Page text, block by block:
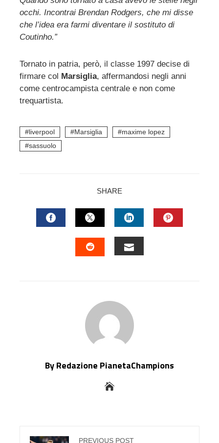
occhi. Incontrai Brendan Rodgers, che mi disse
che l’idea era farmi diventare il sostituto di
Coutinho.”
Tornato in patria, però, il classe 1997 decise di
firmare col Marsiglia, affermandosi negli anni
come centrocampista centrale e non come
trequartista.
liverpool Marsiglia
maxime lopez
sassuolo
SHARE
FACEBOOKTWITTERLINKEDIN
By Redazione PianetaChampions
PREVIOUS POST